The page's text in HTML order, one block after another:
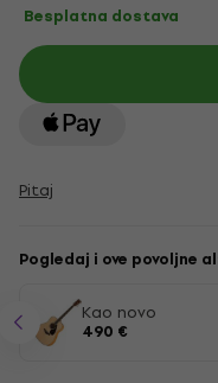
Besplatna dostava
Pitaj
Pogledaj i ove povoljne
Kao novo
490 €